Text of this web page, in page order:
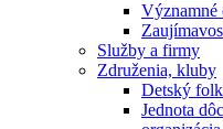
Významné
Služby a firmy
Združenia, kluby
Detský
Jednota